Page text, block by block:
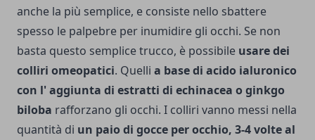
anche la più semplice, e consiste nello sbattere
spesso le palpebre per inu­midire gli occhi. Se non
basta questo sem­plice trucco, è possibile usare dei
colliri omeopatici. Quelli a base di acido ialuronico
con l' aggiunta di estratti di echinacea o ginkgo
biloba rafforza­no gli occhi. I colliri vanno messi nella
quantità di un paio di gocce per occhio, 3-4 volte al